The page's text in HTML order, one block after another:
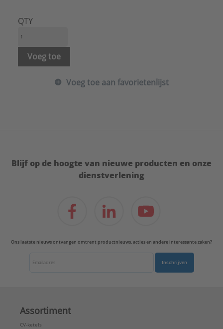
Vorm:
Type:
Serie:
QTY
Voeg toe
Voeg toe aan favorietenlijst
Blijf op de hoogte van nieuwe producten en onze
dienstverlening
Ons laatste nieuws ontvangen omtrent productnieuws, acties en andere interessante zaken?
Inschrijven
Assortiment
CV-ketels